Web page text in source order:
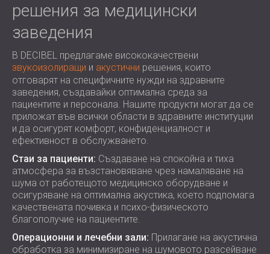
решения за медицински
заведения
В DECIBEL предлагаме висококачествени
звукоизолиращи и акустични решения, които
отговарят на специфичните нужди на здравните
заведения, създавайки оптимална среда за
пациентите и персонала. Нашите продукти могат да се
приложат във всички области в здравните институции
и да осигурят комфорт, конфиденциалност и
ефективност в обслужването.
Стаи за пациенти: Създаване на спокойна и тиха
атмосфера за възстановяване чрез намаляване на
шума от работещото медицинско оборудване и
осигуряване на оптимална акустика, което подпомага
качествената почивка и психо-физическото
благополучие на пациентите.
Операционни и лечебни зали: Прилагане на акустична
обработка за минимизиране на шумовото разсейване